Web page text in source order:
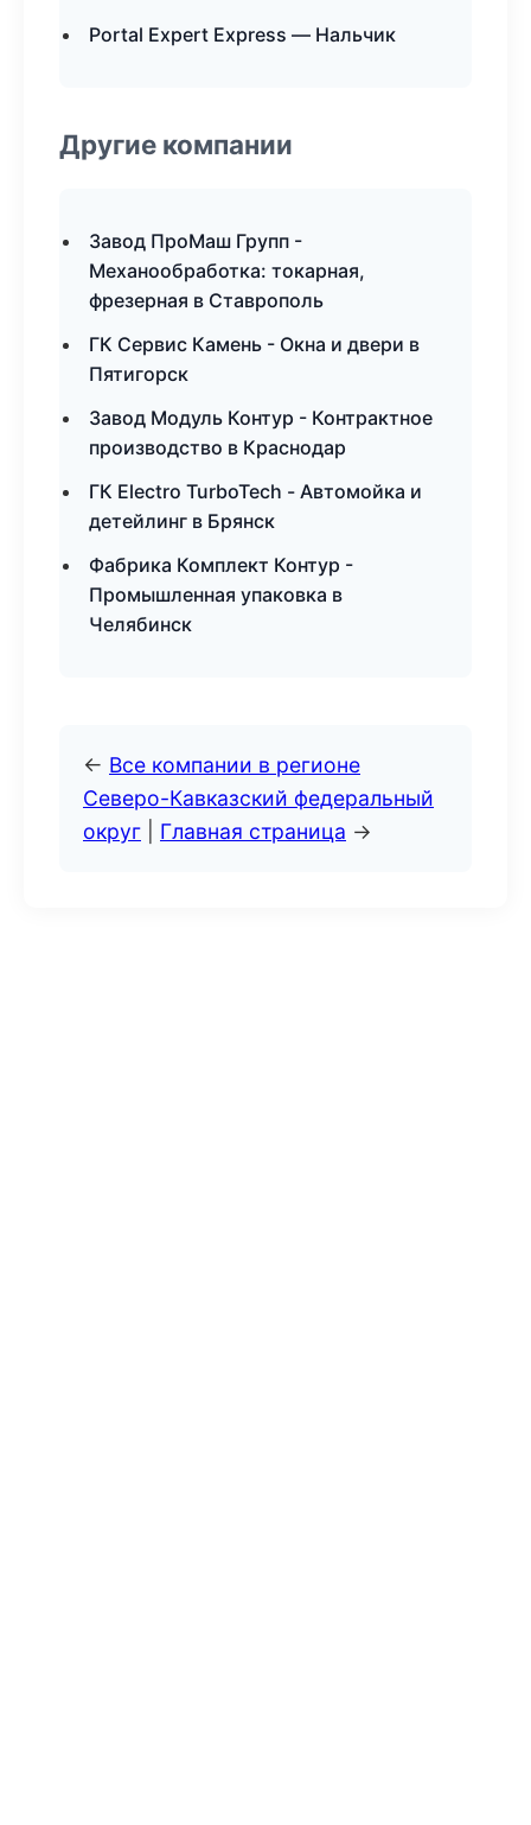
Portal Expert Express — Нальчик
Другие компании
Завод ПроМаш Групп -
Механообработка: токарная,
фрезерная в Ставрополь
ГК Сервис Камень - Окна и двери в
Пятигорск
Завод Модуль Контур - Контрактное
производство в Краснодар
ГК Electro TurboTech - Автомойка и
детейлинг в Брянск
Фабрика Комплект Контур -
Промышленная упаковка в
Челябинск
← Все компании в регионе
Северо-Кавказский федеральный
округ
Главная страница →